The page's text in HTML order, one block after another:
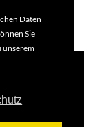
Daten
Sie
unserem